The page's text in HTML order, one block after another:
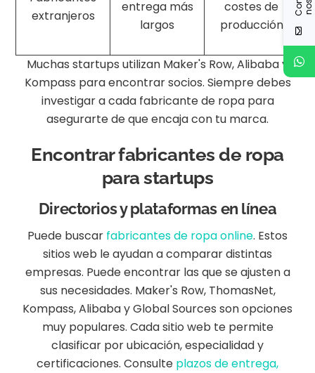
extranjeros
entrega más
largos
costes de
producción
Muchas startups utilizan Maker's Row, Alibaba y
Kompass para encontrar socios. Siempre debes
investigar a cada fabricante de ropa para
asegurarte de que encaja con tu marca.
Encontrar fabricantes de ropa
para startups
Directorios y plataformas en línea
Puede buscar fabricantes de ropa online. Estos
sitios web le ayudan a comparar distintas
empresas. Puede encontrar las que se ajusten a
sus necesidades. Maker's Row, ThomasNet,
Kompass, Alibaba y Global Sources son opciones
muy populares. Cada sitio web te permite
clasificar por ubicación, especialidad y
certificaciones. Consulte plazos de entrega,